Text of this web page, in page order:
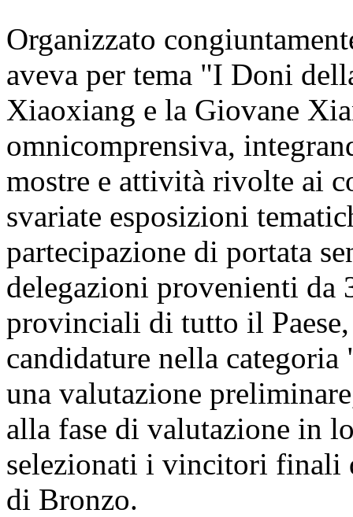
Organizzato
aveva per tema "I Doni
Xiaoxiang e la Giovane
omnicomprensiva,
mostre e attività rivolte ai
svariate esposizioni
partecipazione di portata
delegazioni provenienti da
provinciali di tutto il
candidature nella
una valutazione
alla fase di valutazione in
selezionati i vincitori finali
di Bronzo.